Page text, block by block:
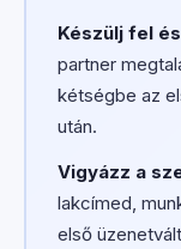
Készülj fel
partner
kétségbe az
után.
Vigyázz a
lakcímed,
első